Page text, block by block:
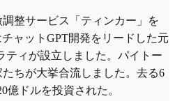
整サービス「ティンカー」を
ャットGPT開発をリードした元
ティが設立しました。パイトー
ちが大挙合流しました。去る6
億ドルを投資された。